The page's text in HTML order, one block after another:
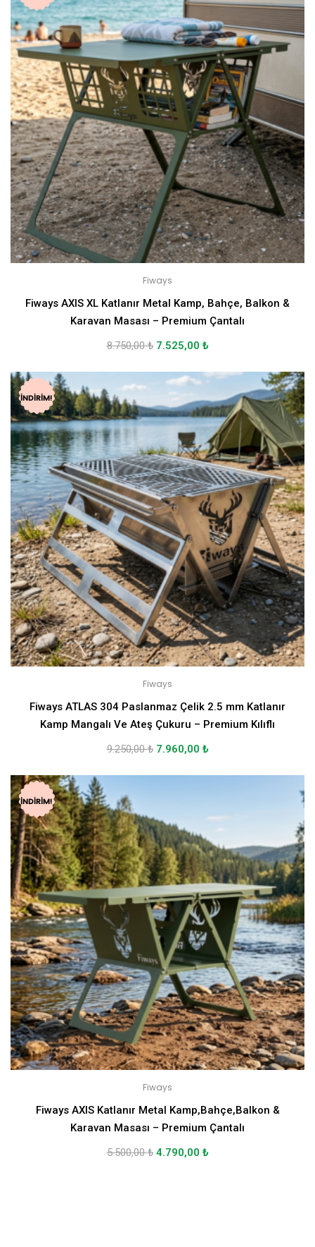
Fiways
Fiways AXIS XL Katlanır Metal Kamp, Bahçe, Balkon &
Karavan Masası – Premium Çantalı
8.750,00₺ 7.525,00 ₺
İNDIRIM!
Fiways
Fiways ATLAS 304 Paslanmaz Çelik 2.5 mm Katlanır
Kamp Mangalı Ve Ateş Çukuru – Premium Kılıflı
9.250,00₺ 7.960,00 ₺
İNDIRIM!
Fiways
Fiways AXIS Katlanır Metal Kamp,Bahçe,Balkon &
Karavan Masası – Premium Çantalı
5.500,00₺ 4.790,00 ₺